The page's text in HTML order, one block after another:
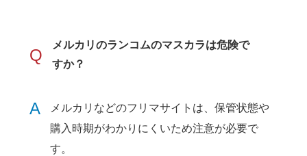
Q
メルカリのランコムのマスカラは危険で
すか？
A
メルカリなどのフリマサイトは、保管状態や
購入時期がわかりにくいため注意が必要で
す。